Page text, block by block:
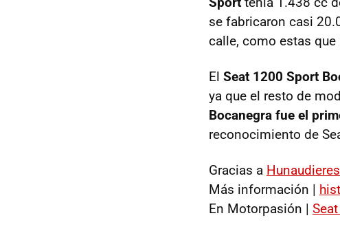
se fabricaron casi
calle, como estas
El Seat 1200 Sport
ya que el resto de
Bocanegra fue el
reconocimiento de
Gracias a Hunaudieres
Más información |
En Motorpasión |